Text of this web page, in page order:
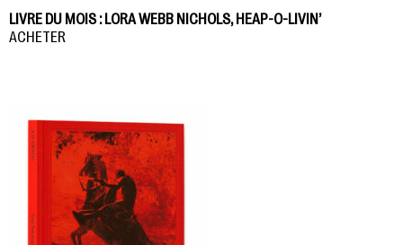
LIVRE DU MOIS : LORA WEBB NICHOLS, HEAP-O-LIVIN’
ACHETER